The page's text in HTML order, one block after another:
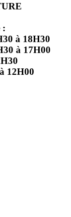
:
à 18H30
à 17H00
12H00